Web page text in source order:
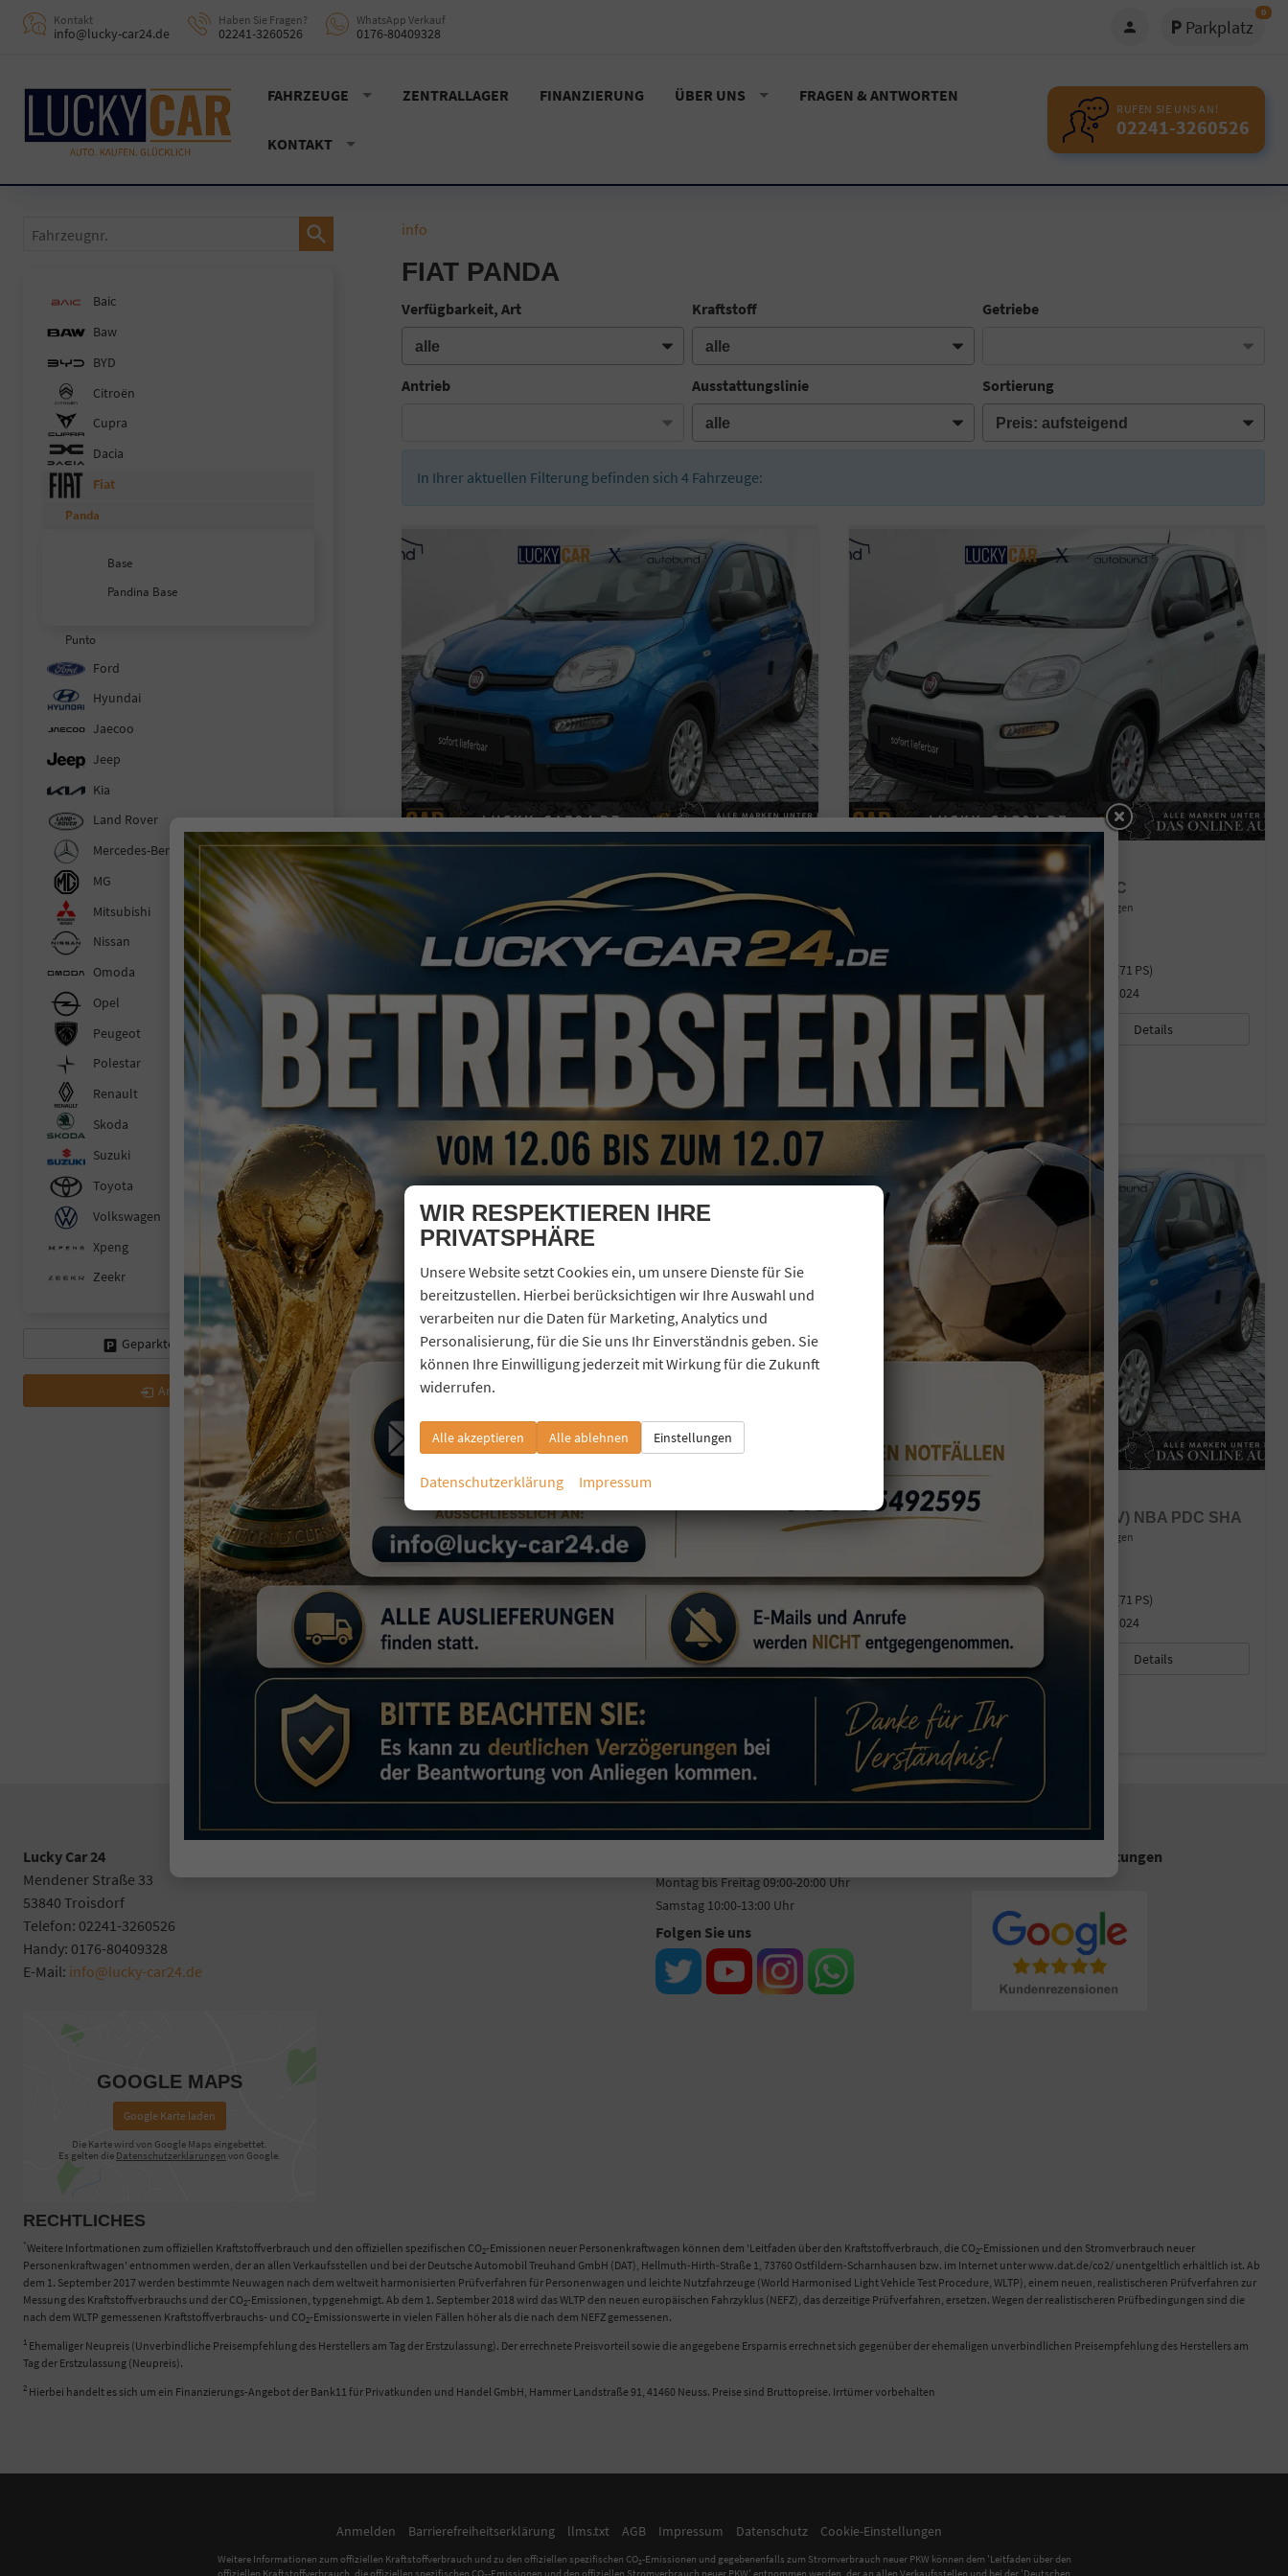
Kontakt
info@lucky-car24.de
Haben Sie Fragen?
02241-3260526
WhatsApp Verkauf
0176-80409328 Parkplatz
0
FAHRZEUGE ZENTRALLAGER FINANZIERUNG ÜBER UNS FRAGEN & ANTWORTEN
KONTAKT
RUFEN SIE UNS AN!
02241-3260526
info
FIAT PANDA
Verfügbarkeit, Art Kraftstoff Getriebe
Antrieb Ausstattungslinie Sortierung
In Ihrer aktuellen Filterung befinden sich4 Fahrzeuge:
PANDINA BASE 1,0 HYBRID (MHEV) NBA PDC SHA
unverbindliche Lieferzeit:11.08.2026 Neuwagen
Fahrzeugnr. 43770 Kraftstoff Benzin
AußenfarbeBlau / italiablau Leistung 52 kW (71 PS)
Kilometerstand 6 km 30.09.2024
12.970,– €
incl. 19% MwSt.
Details
Verbrauch kombiniert:5,00 l/100km
-Klasse:C
2 -Emissionen:113,00 g/km
BASE 1,0 HYBRID (MHEV DAB PDC
Gebrauchtwagen
Fahrzeugnr. 44537 Kraftstoff
Außenfarbe
52 kW (71 PS)
Kilometerstand
8 km 28.06.2024
12.970,– €
incl. 19% MwSt.
Details
Verbrauch kombiniert:5,00 l/100km
CO2
CO
-Emissionen: 114,00 g/km
PANDINA BASE 1,0 HYBRID (MHEV) NBA PDC SHA
unverbindliche Lieferzeit: 11.08.2026 Neuwagen
Fahrzeugnr. 44622 KraftstoffBenzin
52 kW (71 PS)
Kilometerstand6 km 29.11.2024
12.970,– €
incl. 19% MwSt.
Details
CO 2-Klasse: C
CO
-Emissionen:113,00 g/km
FIAT PANDA
PANDINA BASE 1,0 HYBRID (MHEV) NBA PDC SHA
Gebrauchtwagen
Fahrzeugnr. 44669
52 kW (71 PS)
Kilometerstand328 km 30.09.2024
12.970,– €
incl. 19% MwSt.
Details
5,00 l/100km
CO 2 -Klasse:C
CO2-Emissionen:113,00 g/km
Fahrzeugnr.
Baic
Baw
BYD
Citroën
Cupra
Dacia
Fiat
Panda
Base
Pandina Base
Punto
Ford
Hyundai
Jaecoo
Jeep
Kia
Land Rover
Mercedes-Benz
MG
Mitsubishi
Nissan
Omoda
Opel
Peugeot
Polestar
Renault
Skoda
Suzuki
Toyota
Volkswagen
Xpeng
Zeekr
Geparkte Fahrzeuge (0)
Anmelden
Lucky Car 24
Mendener Straße 33
53840 Troisdorf
Telefon: 02241-3260526
Handy: 0176-80409328
E-Mail: info@lucky-car24.de
Montag bis Freitag 09:00-20:00 Uhr
Samstag 10:00-13:00 Uhr
Folgen Sie uns
Unsere Google Bewertungen
GOOGLE MAPS
Google Karte laden
Die Karte wird von Google Maps eingebettet.
Es gelten die Datenschutzerklärungen von Google.
RECHTLICHES
*Weitere Infortmationen zum offiziellen Kraftstoffverbrauch und den offiziellen spezifischen CO2-Emissionen neuer Personenkraftwagen können dem 'Leitfaden über den Kraftstoffverbrauch, die CO2-Emissionen und den Stromverbrauch neuer
Personenkraftwagen' entnommen werden, der an allen Verkaufsstellen und bei der Deutsche Automobil Treuhand GmbH (DAT), Hellmuth-Hirth-Straße 1, 73760 Ostfildern-Scharnhausen bzw. im Internet unter www.dat.de/co2/ unentgeltlich erhältlich ist. Ab
dem 1. September 2017 werden bestimmte Neuwagen nach dem weltweit harmonisierten Prüfverfahren für Personenwagen und leichte Nutzfahrzeuge (World Harmonised Light Vehicle Test Procedure, WLTP), einem neuen, realistischeren Prüfverfahren zur
Messung des Kraftstoffverbrauchs und der CO2-Emissionen, typgenehmigt. Ab dem 1. September 2018 wird das WLTP den neuen europäischen Fahrzyklus (NEFZ), das derzeitige Prüfverfahren, ersetzen. Wegen der realistischeren Prüfbedingungen sind die
nach dem WLTP gemessenen Kraftstoffverbrauchs- und CO2-Emissionswerte in vielen Fällen höher als die nach dem NEFZ gemessenen.
1 Ehemaliger Neupreis (Unverbindliche Preisempfehlung des Herstellers am Tag der Erstzulassung). Der errechnete Preisvorteil sowie die angegebene Ersparnis errechnet sich gegenüber der ehemaligen unverbindlichen Preisempfehlung des Herstellers am
Tag der Erstzulassung (Neupreis).
2 Hierbei handelt es sich um ein Finanzierungs-Angebot der Bank11 für Privatkunden und Handel GmbH, Hammer Landstraße 91, 41460 Neuss. Preise sind Bruttopreise. Irrtümer vorbehalten
Anmelden Barrierefreiheitserklärung llms.txt AGB Impressum Datenschutz Cookie-Einstellungen
Weitere Informationen zum offiziellen Kraftstoffverbrauch und zu den offiziellen spezifischen CO2-Emissionen und gegebenenfalls zum Stromverbrauch neuer PKW können dem 'Leitfaden über den
WIR RESPEKTIEREN IHRE
PRIVATSPHÄRE
Unsere Website setzt Cookies ein, um unsere Dienste für Sie
bereitzustellen. Hierbei berücksichtigen wir Ihre Auswahl und
verarbeiten nur die Daten für Marketing, Analytics und
Personalisierung, für die Sie uns Ihr Einverständnis geben. Sie
können Ihre Einwilligung jederzeit mit Wirkung für die Zukunft
widerrufen.
Alle akzeptieren Alle ablehnen Einstellungen
Datenschutzerklärung Impressum